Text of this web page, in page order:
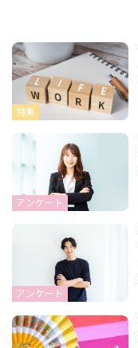
特集
アンケート
アンケート